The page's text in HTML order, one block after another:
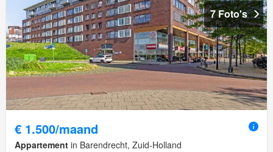
7 Foto's
€ 1.500/maand
Appartement in Barendrecht, Zuid-Holland